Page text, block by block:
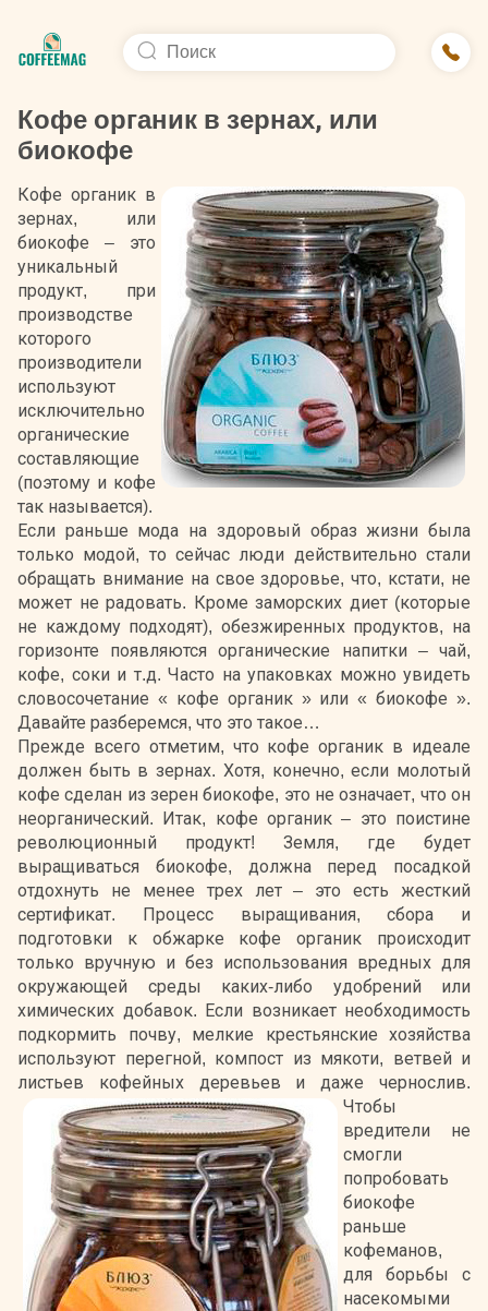
Кофе органик в зернах, или
биокофе
Кофе органик в
зернах, или
биокофе – это
уникальный
продукт, при
производстве
которого
производители
используют
исключительно
органические
составляющие
(поэтому и кофе
так называется).
Если раньше мода на здоровый образ жизни была
только модой, то сейчас люди действительно стали
обращать внимание на свое здоровье, что, кстати, не
может не радовать. Кроме заморских диет (которые
не каждому подходят), обезжиренных продуктов, на
горизонте появляются органические напитки – чай,
кофе, соки и т.д. Часто на упаковках можно увидеть
словосочетание « кофе органик » или « биокофе ».
Давайте разберемся, что это такое…
Прежде всего отметим, что кофе органик в идеале
должен быть в зернах. Хотя, конечно, если молотый
кофе сделан из зерен биокофе, это не означает, что он
неорганический. Итак, кофе органик – это поистине
революционный продукт! Земля, где будет
выращиваться биокофе, должна перед посадкой
отдохнуть не менее трех лет – это есть жесткий
сертификат. Процесс выращивания, сбора и
подготовки к обжарке кофе органик происходит
только вручную и без использования вредных для
окружающей среды каких-либо удобрений или
химических добавок. Если возникает необходимость
подкормить почву, мелкие крестьянские хозяйства
используют перегной, компост из мякоти, ветвей и
листьев кофейных деревьев и даже чернослив.
Чтобы
вредители не
смогли
попробовать
биокофе
раньше
кофеманов,
для борьбы с
насекомыми